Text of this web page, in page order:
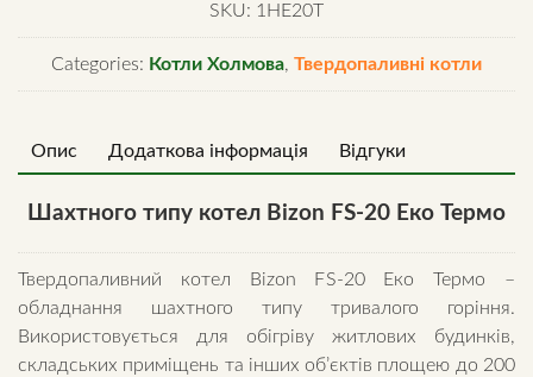
20
Еко
Термо
SKU: 1HЕ20Т
Categories: Котли Холмова, Твердопаливні котли
Опис Додаткова інформація Відгуки
Шахтного типу котел Bizon FS-20 Еко Термо
Твердопаливний котел Bizon FS-20 Еко Термо –
обладнання шахтного типу тривалого горіння.
Використовується для обігріву житлових будинків,
складських приміщень та інших об’єктів площею до 200